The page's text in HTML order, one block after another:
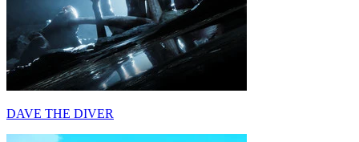
DAVE THE DIVER